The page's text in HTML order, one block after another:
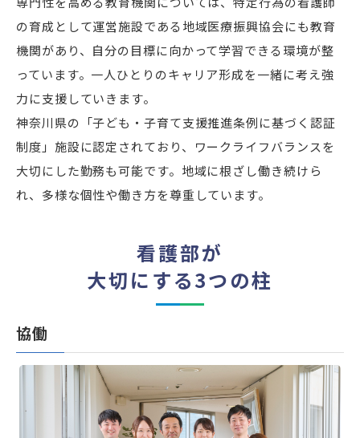
の育成として運営施設である地域医療振興協会にも教育
機関があり、自分の目標に向かって学習できる環境が整
っています。一人ひとりのキャリア形成を一緒に考え強
力に支援していきます。
神奈川県の「子ども・子育て支援推進条例に基づく認証
制度」施設に認定されており、ワークライフバランスを
大切にした勤務も可能です。地域に根ざし働き続けら
れ、多様な個性や働き方を尊重しています。
看護部が
大切にする3つの柱
協働